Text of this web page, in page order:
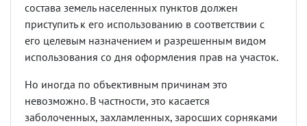
состава земель населенных пунктов должен
приступить к его использованию в соответствии с
его целевым назначением и разрешенным видом
использования со дня оформления прав на участок.
Но иногда по объективным причинам это
невозможно. В частности, это касается
заболоченных, захламленных, заросших сорняками